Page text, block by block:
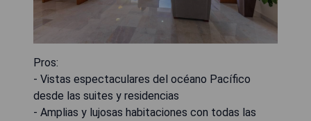
Pros:
- Vistas espectaculares del océano Pacífico
desde las suites y residencias
- Amplias y lujosas habitaciones con todas las